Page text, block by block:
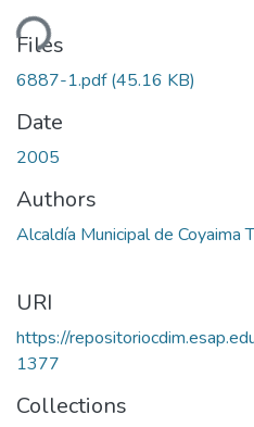
Files
6887-1.pdf(45.16 KB)
Date
2005
Authors
Alcaldía Municipal de Coyaima
URI
https://
1377
Collections